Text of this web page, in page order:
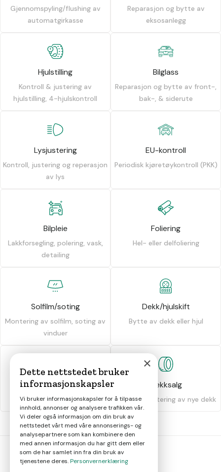
Gjennomspyling/flushing av
automatgirkasse
Reparasjon og bytte av
eksosanlegg
Hjulstilling
Kontroll & justering av
hjulstilling, 4-hjulskontroll
Bilglass
Reparasjon og bytte av front-,
bak-, & siderute
Lysjustering
Kontroll, justering og reperasjon
av lys
EU-kontroll
Periodisk kjøretøykontroll (PKK)
Bilpleie
Lakkforsegling, polering, vask,
detailing
Foliering
Hel- eller delfoliering
Solfilm/soting
Montering av solfilm, soting av
vinduer
Dekk/hjulskift
Bytte av dekk eller hjul
Dekkhotell
Oppbevaring av dekk
Dekksalg
Salg og montering av nye dekk
×
Dette nettstedet bruker
informasjonskapsler
Vi bruker informasjonskapsler for å tilpasse
innhold, annonser og analysere trafikken vår.
Vi deler også informasjon om din bruk av
nettstedet vårt med våre annonserings- og
analysepartnere som kan kombinere den
med annen informasjon du har gitt dem eller
som de har samlet inn fra din bruk av
tjenestene deres.Personvernerklæring